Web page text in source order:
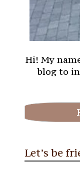
Hi! My
blog to
Let’s be